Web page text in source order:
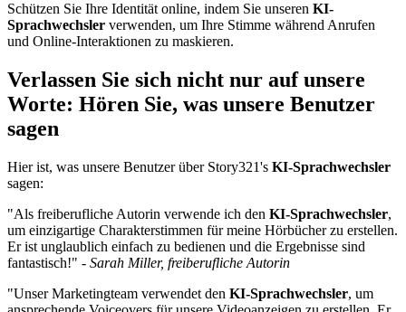
Schützen Sie Ihre Identität online, indem Sie unseren KI-
Sprachwechsler verwenden, um Ihre Stimme während Anrufen
und Online-Interaktionen zu maskieren.
Verlassen Sie sich nicht nur auf unsere
Worte: Hören Sie, was unsere Benutzer
sagen
Hier ist, was unsere Benutzer über Story321's KI-Sprachwechsler
sagen:
"Als freiberufliche Autorin verwende ich den KI-Sprachwechsler,
um einzigartige Charakterstimmen für meine Hörbücher zu erstellen.
Er ist unglaublich einfach zu bedienen und die Ergebnisse sind
fantastisch!" - Sarah Miller, freiberufliche Autorin
"Unser Marketingteam verwendet den KI-Sprachwechsler, um